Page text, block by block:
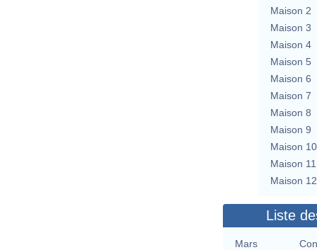
Maison 2
Maison 3
Maison 4
Maison 5
Maison 6
Maison 7
Maison 8
Maison 9
Maison 10
Maison 11
Maison 12
Liste
Mars